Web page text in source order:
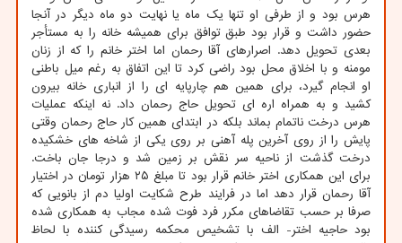
هرس بود و از طرفی او تنها یک ماه یا نهایت دو ماه دیگر در آنجا
حضور داشت و قرار بود طبق توافق برای همیشه خانه را به مستأجر
بعدی تحویل دهد. اصرارهای آقا رحمان اما اختر خانم را که از زنان
مومنه و با اخلاق محل بود راضی کرد تا این اتفاق به رغم میل باطنی
او انجام گیرد، برای همین هم چارپایه ای را از انباری خانه بیرون
کشید و به همراه اره ای تحویل حاج رحمان داد. نه اینکه عملیات
هرس درخت ناتمام بماند بلکه در ابتدای همین کار حاج رحمان وقتی
پایش را از روی آخرین پله آهنی بر روی یکی از شاخه های خشکیده
درخت گذشت از ناحیه سر نقش بر زمین شد و درجا جان باخت.
برای این همکاری اختر خانم قرار بود تا مبلغ ۲۵ هزار تومان در اختیار
آقا رحمان قرار دهد اما در فرایند طرح شکایت اولیا دم از بانویی که
صرفا بر حسب تقاضاهای مکرر فرد فوت شده مجاب به همکاری شده
بود حاجیه اختر- الف با تشخیص محکمه رسیدگی کننده با لحاظ